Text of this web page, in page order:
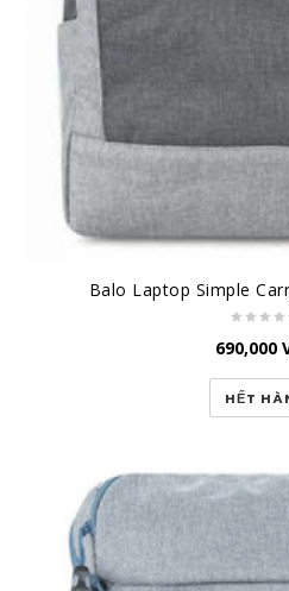
Balo Laptop Simple
690,000
HẾT